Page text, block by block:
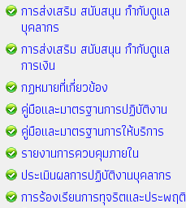
การส่งเสริม สนับสนุน กำกับดูแล
บุคลากร
การส่งเสริม สนับสนุน กำกับดูแล
การเงิน
กฏหมายที่เกี่ยวข้อง
คู่มือและมาตรฐานการปฏิบัติงาน
คู่มือและมาตรฐานการให้บริการ
รายงานการควบคุมภายใน
ประเมินผลการปฏิบัติงานบุคลากร
การร้องเรียนการทุจริตและประพฤติ